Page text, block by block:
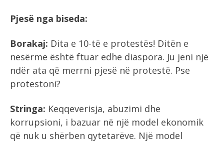
Pjesë nga biseda:
Borakaj: Dita e 10-të e protestës! Ditën e
nesërme është ftuar edhe diaspora. Ju jeni një
ndër ata që merrni pjesë në protestë. Pse
protestoni?
Stringa: Keqqeverisja, abuzimi dhe
korrupsioni, i bazuar në një model ekonomik
që nuk u shërben qytetarëve. Një model